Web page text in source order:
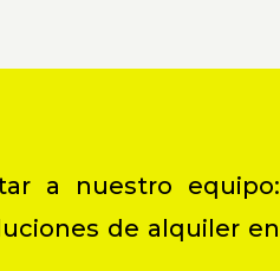
a nuestro equipo:
de alquiler en